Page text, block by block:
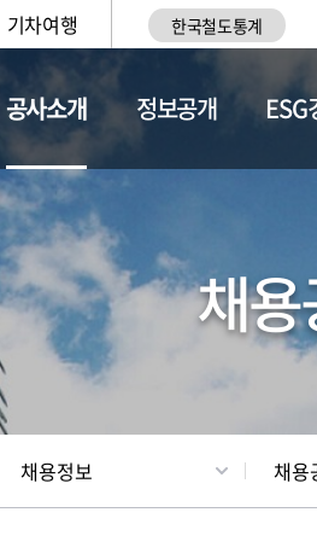
기차여행 한국철도통계
공사소개
현황
정보공개 ESG
채
채용정보 채용